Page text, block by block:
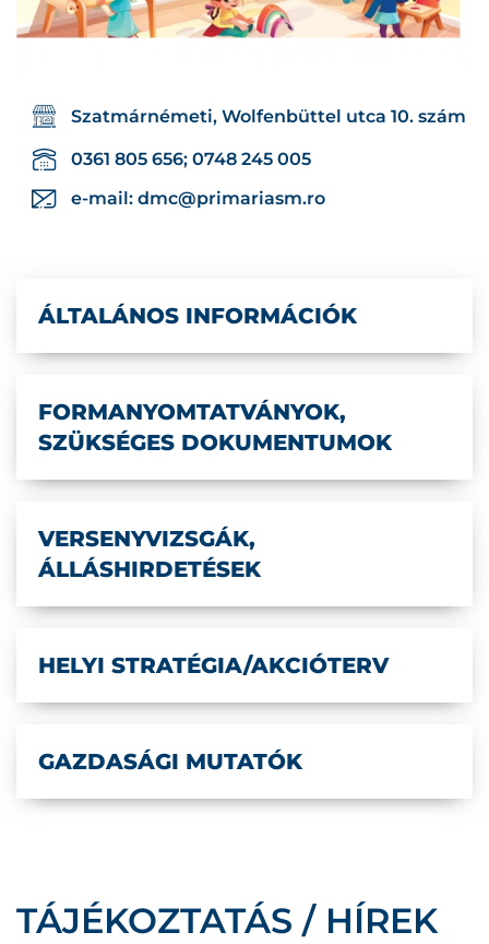
Szatmárnémeti, Wolfenbüttel utca 10. szám
0361 805 656; 0748 245 005
e-mail: dmc@primariasm.ro
ÁLTALÁNOS INFORMÁCIÓK
FORMANYOMTATVÁNYOK,
SZÜKSÉGES DOKUMENTUMOK
VERSENYVIZSGÁK,
ÁLLÁSHIRDETÉSEK
HELYI STRATÉGIA/AKCIÓTERV
GAZDASÁGI MUTATÓK
TÁJÉKOZTATÁS / HÍREK